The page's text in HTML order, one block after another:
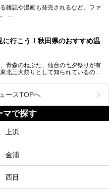
雑誌や漫画も発売されるなど、ファ
えています。
ウナが楽しめる、秋田県内にあるオ
を10件まとめてご紹介します。
に行こう！秋田県のおすすめ温
青森のねぶた、仙台の七夕祭りが有
北三大祭りとして知られているのが
われる「秋田竿燈まつり」は、たく
大きな竿燈を「ドッコイショ」の掛
辺を練り歩きます。
個の提灯がまるで天の川のように連
ます。
秋田の温泉で骨休め。秋田美人を生
ースTOPへ
マで探す
上浜
金浦
西目